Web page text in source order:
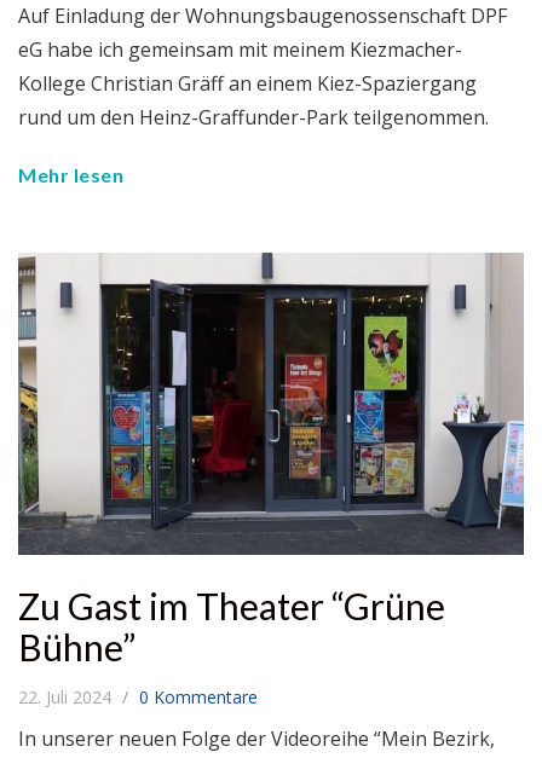
Auf Einladung der Wohnungsbaugenossenschaft DPF
eG habe ich gemeinsam mit meinem Kiezmacher-
Kollege Christian Gräff an einem Kiez-Spaziergang
rund um den Heinz-Graffunder-Park teilgenommen.
Mehr lesen
Zu Gast im Theater “Grüne
Bühne”
22. Juli 2024 0 Kommentare
In unserer neuen Folge der Videoreihe “Mein Bezirk,